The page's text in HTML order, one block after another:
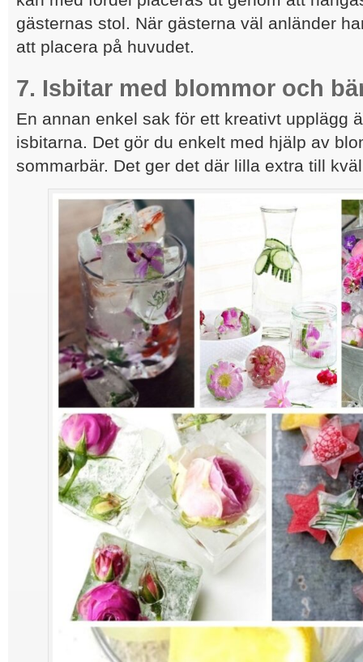
gästernas stol. När gästerna väl anländer
att placera på huvudet.
7. Isbitar med blommor och
En annan enkel sak för ett kreativt upplägg
isbitarna. Det gör du enkelt med hjälp av
sommarbär. Det ger det där lilla extra till